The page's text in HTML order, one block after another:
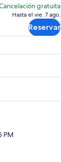
gratuita
Hasta el vie. 7 ago.
Reservar
PM